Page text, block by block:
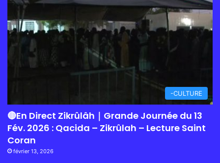
-CULTURE
🔴En Direct Zikrûlâh｜Grande Journée du 13
Fév. 2026 : Qacida – Zikrûlah – Lecture Saint
Coran
février 13, 2026